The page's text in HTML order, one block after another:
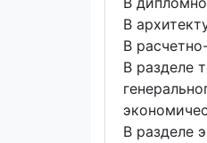
В
В
В разделе
В разделе